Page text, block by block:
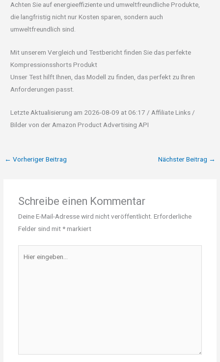
Achten Sie auf energieeffiziente und umweltfreundliche Produkte,
die langfristig nicht nur Kosten sparen, sondern auch
umweltfreundlich sind.
Mit unserem Vergleich und Testbericht finden Sie das perfekte
Kompressionsshorts Produkt
Unser Test hilft Ihnen, das Modell zu finden, das perfekt zu Ihren
Anforderungen passt.
Letzte Aktualisierung am 2026-08-09 at 06:17 / Affiliate Links /
Bilder von der Amazon Product Advertising API
← Vorheriger Beitrag Nächster Beitrag →
Schreibe einen Kommentar
Deine E-Mail-Adresse wird nicht veröffentlicht. Erforderliche
Felder sind mit*markiert
eingeben…